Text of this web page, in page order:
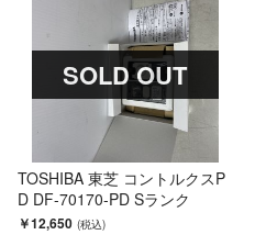
SOLD OUT
TOSHIBA 東芝 コントルクスP
D DF-70170-PD Sランク
￥12,650